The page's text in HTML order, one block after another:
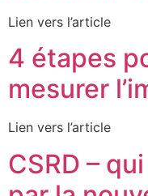
Lien vers l’article
4 étapes
mesurer
Lien vers l’article
CSRD –